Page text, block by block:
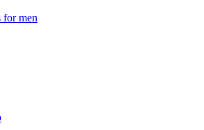
for men